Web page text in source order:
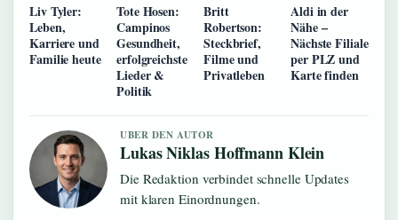
Liv Tyler:
Leben,
Karriere und
Familie heute
Tote Hosen:
Campinos
Gesundheit,
erfolgreichste
Lieder &
Politik
Britt
Robertson:
Steckbrief,
Filme und
Privatleben
Aldi in der
Nähe –
Nächste Filiale
per PLZ und
Karte finden
UBER DEN AUTOR
Lukas Niklas Hoffmann Klein
Die Redaktion verbindet schnelle Updates
mit klaren Einordnungen.